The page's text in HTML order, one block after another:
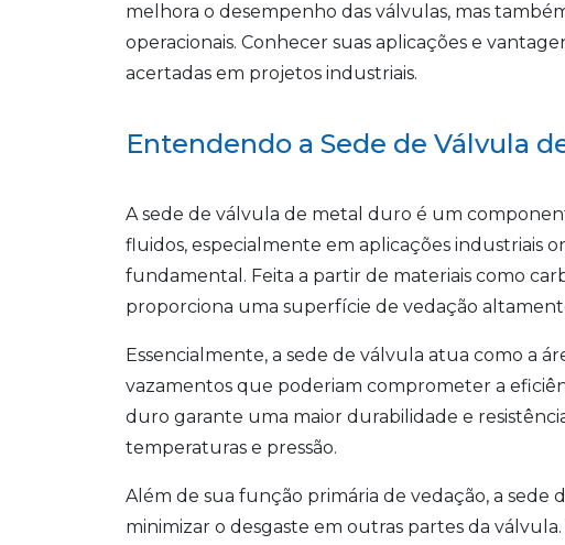
melhora o desempenho das válvulas, mas
operacionais. Conhecer suas aplicações e
acertadas em projetos industriais.
Entendendo a Sede de Válvula
A sede de válvula de metal duro é um
fluidos, especialmente em aplicações industriais
fundamental. Feita a partir de materiais como
proporciona uma superfície de vedação
Essencialmente, a sede de válvula atua como a
vazamentos que poderiam comprometer a
duro garante uma maior durabilidade e
temperaturas e pressão.
Além de sua função primária de vedação, a
minimizar o desgaste em outras partes da